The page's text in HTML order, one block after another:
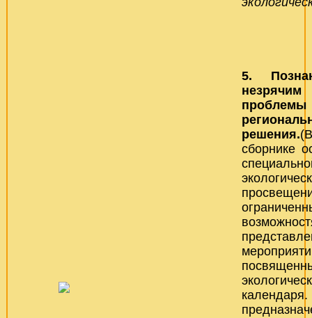
5.
решения.
сборнике